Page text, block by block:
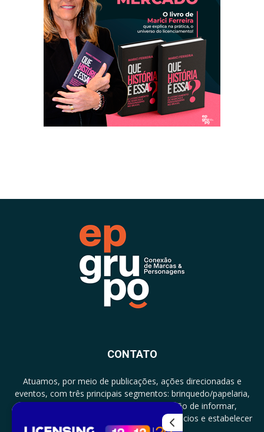
CONTATO
Atuamos, por meio de publicações, ações direcionadas e
eventos, com três principais segmentos: brinquedo/papelaria,
licenciamento e zero a três com a missão de informar,
documentar, proporcionar encontro de negócios e estabelecer